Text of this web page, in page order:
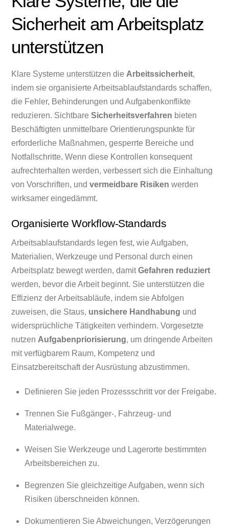
Sicherheit am Arbeitsplatz
unterstützen
Klare Systeme unterstützen die Arbeitssicherheit,
indem sie organisierte Arbeitsablaufstandards schaffen,
die Fehler, Behinderungen und Aufgabenkonflikte
reduzieren. SichtbareSicherheitsverfahren bieten
Beschäftigten unmittelbare Orientierungspunkte für
erforderliche Maßnahmen, gesperrte Bereiche und
Notfallschritte. Wenn diese Kontrollen konsequent
aufrechterhalten werden, verbessert sich die Einhaltung
von Vorschriften, undvermeidbare Risiken werden
wirksamer eingedämmt.
Organisierte Workflow-Standards
Arbeitsablaufstandards legen fest, wie Aufgaben,
Materialien, Werkzeuge und Personal durch einen
Arbeitsplatz bewegt werden, damitGefahren reduziert
werden, bevor die Arbeit beginnt. Sie unterstützen die
Effizienz der Arbeitsabläufe, indem sie Abfolgen
zuweisen, die Staus, unsichere Handhabung und
widersprüchliche Tätigkeiten verhindern. Vorgesetzte
nutzen Aufgabenpriorisierung, um dringende Arbeiten
mit verfügbarem Raum, Kompetenz und
Einsatzbereitschaft der Ausrüstung abzustimmen.
Definieren Sie jeden Prozessschritt vor der Freigabe.
Trennen Sie Fußgänger-, Fahrzeug- und
Materialwege.
Weisen Sie Werkzeuge und Lagerorte bestimmten
Arbeitsbereichen zu.
Begrenzen Sie gleichzeitige Aufgaben, wenn sich
Risiken überschneiden können.
Dokumentieren Sie Abweichungen, Verzögerungen